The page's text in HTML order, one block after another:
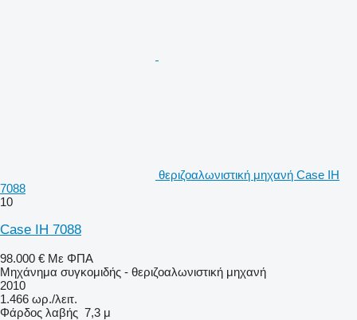
θεριζοαλωνιστική μηχανή Case IH
7088
10
Case IH 7088
98.000 € Με ΦΠΑ
Μηχάνημα συγκομιδής - θεριζοαλωνιστική μηχανή
2010
1.466 ωρ./λειτ.
Φάρδος λαβής 7,3 μ